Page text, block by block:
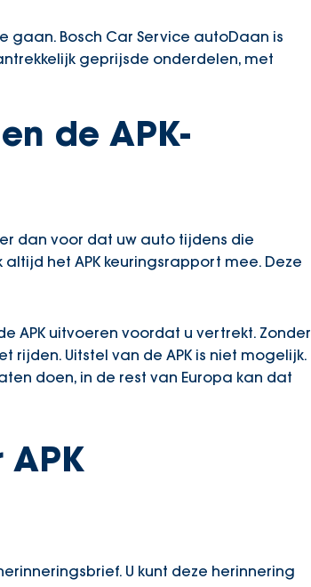
gaan. Bosch Car Service autoDaan is
geprijsde onderdelen, met
de APK-
dan voor dat uw auto tijdens die
het APK keuringsrapport mee. Deze
APK uitvoeren voordat u vertrekt. Zonder
rijden. Uitstel van de APK is niet mogelijk.
doen, in de rest van Europa kan dat
U kunt deze herinnering